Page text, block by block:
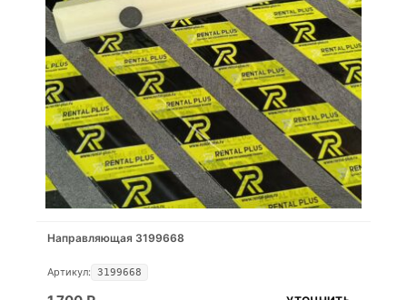
Направляющая 3199668
Артикул: 3199668